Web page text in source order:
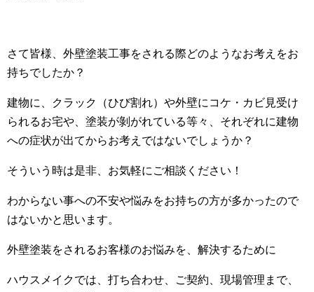
さて皆様、外壁塗装工事をされる際どのようなお考えをお
持ちでしたか？
建物に、クラック（ひび割れ）や外壁にコケ・カビ見受け
られるお宅や、塗装が剝がれている等々、それぞれに建物
への症状が出てからお考えではないでしょうか？
そういう時は是非、お気軽にご相談ください！
わからない事への不安や悩みをお持ちの方が多かったので
はないかと思います。
外壁塗装をされるお客様のお悩みを、解決するために
ハウスメイクでは、打ち合わせ、ご契約、現場管理まで、